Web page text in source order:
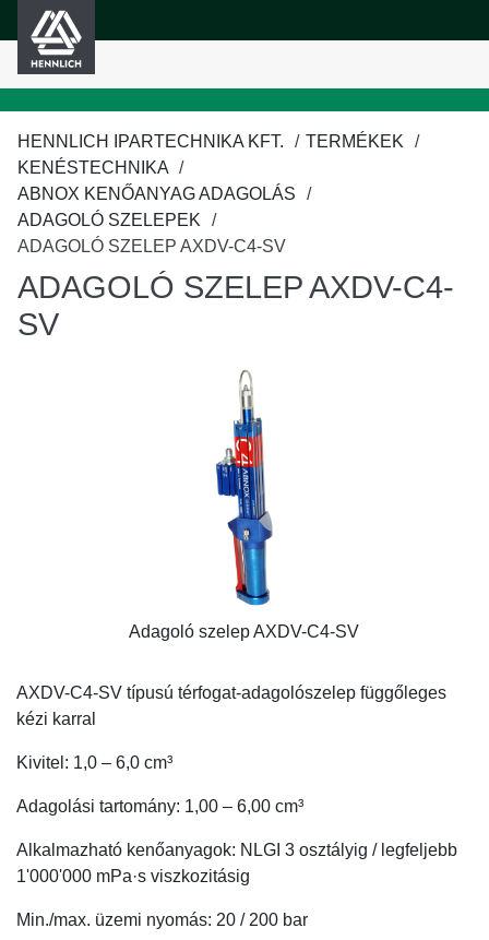
tartalomra
HENNLICH IPARTECHNIKA KFT.
TERMÉKEK
KENÉSTECHNIKA
ABNOX KENŐANYAG ADAGOLÁS
ADAGOLÓ SZELEPEK
ADAGOLÓ SZELEP AXDV-C4-SV
ADAGOLÓ SZELEP AXDV-C4-
SV
Adagoló szelep AXDV-C4-SV
AXDV-C4-SV típusú térfogat-adagolószelep függőleges
kézi karral
Kivitel: 1,0 – 6,0 cm³
Adagolási tartomány: 1,00 – 6,00 cm³
Alkalmazható kenőanyagok: NLGI 3 osztályig / legfeljebb
1'000'000 mPa·s viszkozitásig
Min./max. üzemi nyomás: 20 / 200 bar